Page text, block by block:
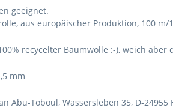
geeignet.
aus europäischer Produktion, 100 m/
recycelter Baumwolle :-), weich
mm
Abu-Toboul, Wassersleben 35, D-24955